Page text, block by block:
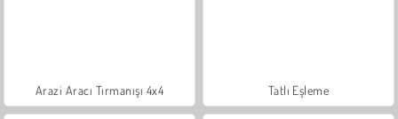
Arazi Aracı Tırmanışı 4x4 Tatlı Eşleme